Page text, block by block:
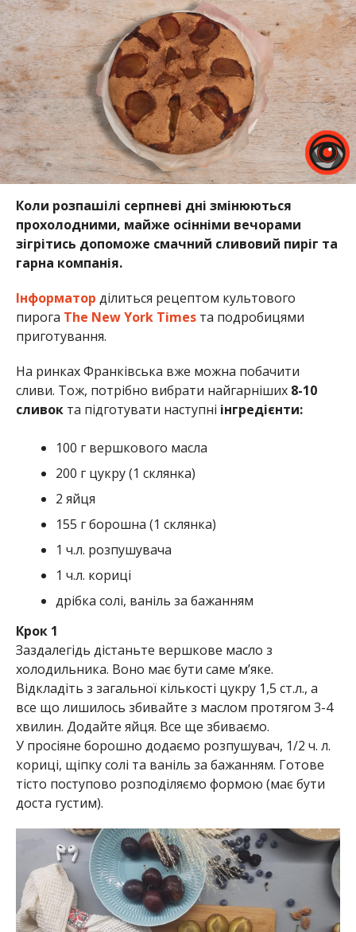
Коли розпашілі серпневі дні змінюються
прохолодними, майже осінніми вечорами
зігрітись допоможе смачний сливовий пиріг та
гарна компанія.
Інформатор ділиться рецептом культового
пирога The New York Timesта подробицями
приготування.
На ринках Франківська вже можна побачити
сливи. Тож, потрібно вибрати найгарніших 8-10
сливокта підготувати наступні інгредієнти:
100 г вершкового масла
200 г цукру (1 склянка)
2 яйця
155 г борошна (1 склянка)
1 ч.л. розпушувача
1 ч.л. кориці
дрібка солі, ваніль за бажанням
Крок 1
Заздалегідь дістаньте вершкове масло з
холодильника. Воно має бути саме м’яке.
Відкладіть з загальної кількості цукру 1,5 ст.л., а
все що лишилось збивайте з маслом протягом 3-4
хвилин. Додайте яйця. Все ще збиваємо.
У просіяне борошно додаємо розпушувач, 1/2 ч. л.
кориці, щіпку солі та ваніль за бажанням. Готове
тісто поступово розподіляємо формою (має бути
доста густим).